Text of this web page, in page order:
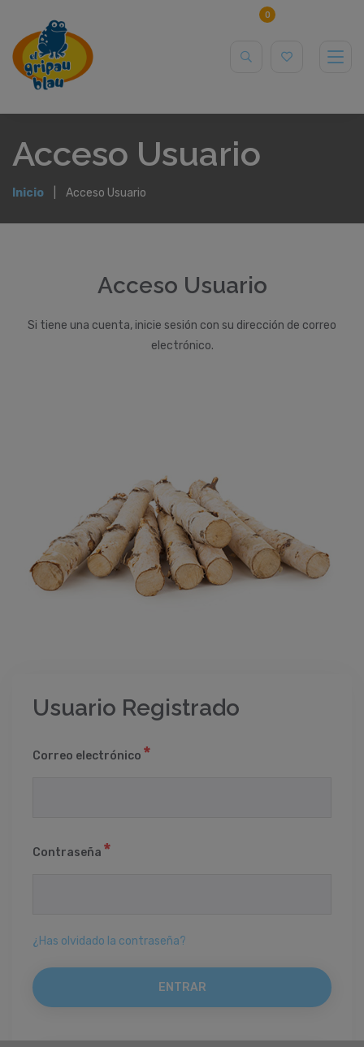
0
Acceso Usuario
Inicio Acceso Usuario
Acceso Usuario
Si tiene una cuenta, inicie sesión con su dirección de correo
electrónico.
Usuario Registrado
Correo electrónico
Contraseña
¿Has olvidado la contraseña?